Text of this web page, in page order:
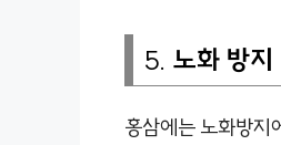
5. 노화 방지
홍삼에는 노화방지